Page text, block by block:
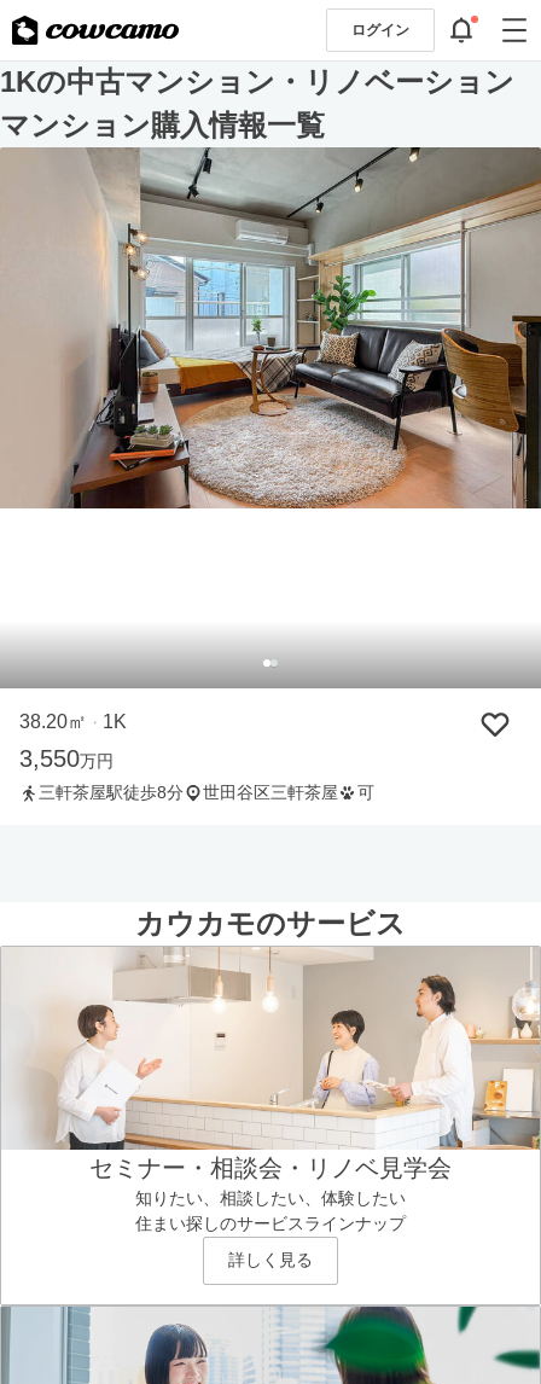
ログイン
1Kの中古マンション・リノベーション
マンション購入情報一覧
38.20㎡ ・ 1K
3,550万円
三軒茶屋駅徒歩8分
世田谷区三軒茶屋 可
カウカモのサービス
セミナー・相談会・リノベ見学会
知りたい、相談したい、体験したい
住まい探しのサービスラインナップ
詳しく見る